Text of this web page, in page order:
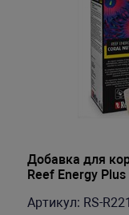
Добавка для
Reef Energy Plus
Артикул: RS-